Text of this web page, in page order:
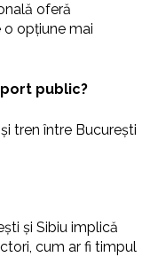
oferă
opțiune mai
public?
tren între București
și Sibiu implică
cum ar fi timpul